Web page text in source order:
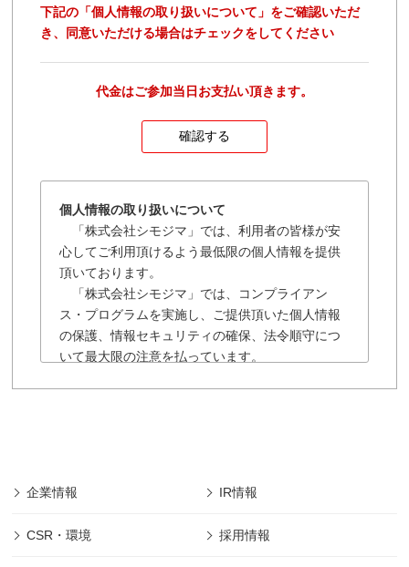
下記の「個人情報の取り扱いについて」をご確認いただ
き、同意いただける場合はチェックをしてください
代金はご参加当日お支払い頂きます。
個人情報の取り扱いについて
「株式会社シモジマ」では、利用者の皆様が安
心してご利用頂けるよう最低限の個人情報を提供
頂いております。
「株式会社シモジマ」では、コンプライアン
ス・プログラムを実施し、ご提供頂いた個人情報
の保護、情報セキュリティの確保、法令順守につ
いて最大限の注意を払っています。
を開発・提供するためにのみ利用し、会員個人情
報の保護に細心の注意を払うものとします。
供されるサービスのみであります。
企業情報 IR情報
CSR・環境 採用情報